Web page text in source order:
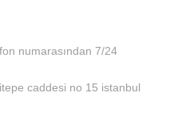
numarasından 7/24
caddesi no 15 istanbul